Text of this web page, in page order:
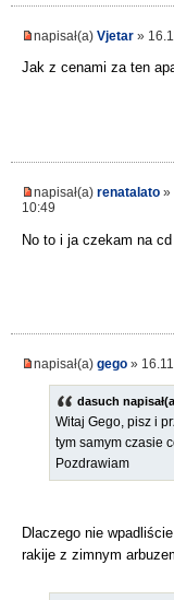
napisał(a) Vjetar »
Jak z cenami za ten
napisał(a) renatalato »
10:49
No to i ja czekam na cd
napisał(a) gego »
dasuch
Witaj Gego, pisz i
tym samym czasie
Pozdrawiam
Dlaczego nie
rakije z zimnym